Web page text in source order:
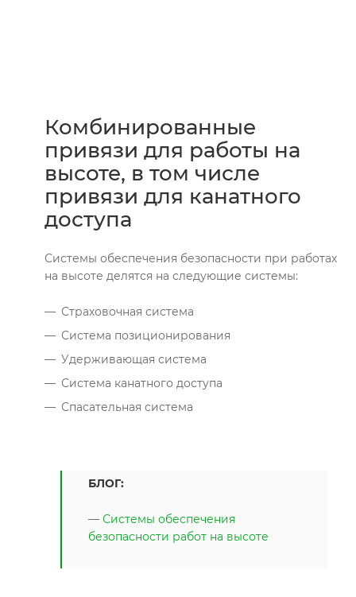
Комбинированные
привязи для работы на
высоте, в том числе
привязи для канатного
доступа
Системы обеспечения безопасности при работах
на высоте делятся на следующие системы:
Страховочная система
Система позиционирования
Удерживающая система
Система канатного доступа
Спасательная система
БЛОГ:
— Системы обеспечения
безопасности работ на высоте